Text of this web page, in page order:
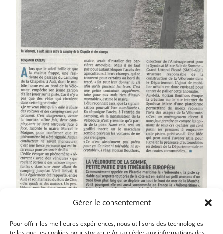
Gérer le consentement
Pour offrir les meilleures expériences, nous utilisons des technologies
telles que les cookies pour stocker et/ou accéder aux informations des